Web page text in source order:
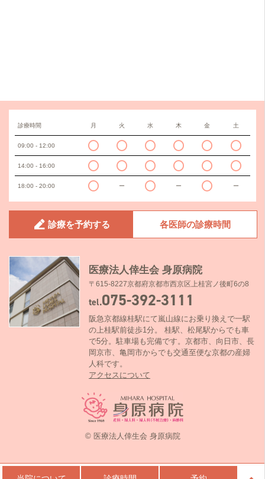
診療時間 月 火 水 木 金 土
09:00 - 12:00
14:00 - 16:00
18:00 - 20:00 ー ー ー
診療を予約する 各医師の診療時間
医療法人倖生会 身原病院
〒615-8227京都府京都市西京区上桂宮ノ後町6の8
tel.075-392-3111
阪急京都線桂駅にて嵐山線にお乗り換えで一駅
の上桂駅前徒歩1分。 桂駅、松尾駅からでも車
で5分。駐車場も完備です。京都市、向日市、長
岡京市、亀岡市からでも交通至便な京都の産婦
人科です。
アクセスについて
© 医療法人倖生会 身原病院